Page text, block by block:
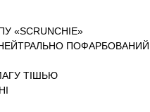
«SCRUNCHIE»
ПОФАРБОВАНИЙ
ТІШЬЮ